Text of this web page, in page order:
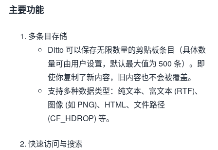
主要功能
多条目存储
Ditto 可以保存无限数量的剪贴板条目（具体数
量可由用户设置，默认最大值为 500 条）。即
使你复制了新内容，旧内容也不会被覆盖。
支持多种数据类型：纯文本、富文本 (RTF)、
图像 (如 PNG)、HTML、文件路径
(CF_HDROP) 等。
快速访问与搜索